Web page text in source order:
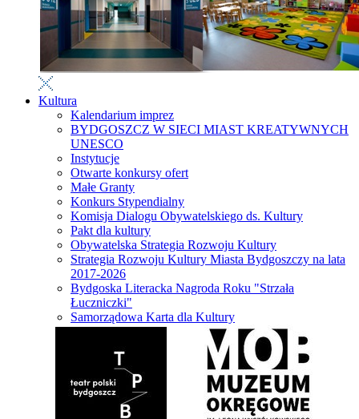
Kultura
Kalendarium imprez
BYDGOSZCZ W SIECI MIAST KREATYWNYCH
UNESCO
Instytucje
Otwarte konkursy ofert
Małe Granty
Konkurs Stypendialny
Komisja Dialogu Obywatelskiego ds. Kultury
Pakt dla kultury
Obywatelska Strategia Rozwoju Kultury
Strategia Rozwoju Kultury Miasta Bydgoszczy na lata
2017-2026
Bydgoska Literacka Nagroda Roku "Strzała
Łuczniczki"
Samorządowa Karta dla Kultury